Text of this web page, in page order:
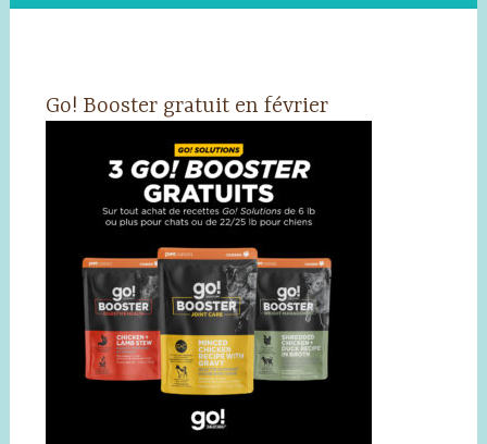
Go! Booster gratuit en février